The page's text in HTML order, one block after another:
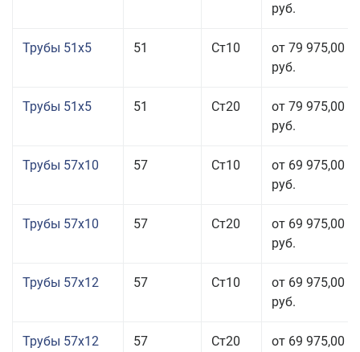
руб.
Трубы 51x5 51 Ст10
от 79 975,00
руб.
Трубы 51x5 51 Ст20
от 79 975,00
руб.
Трубы 57x10 57 Ст10
от 69 975,00
руб.
Трубы 57x10 57 Ст20
от 69 975,00
руб.
Трубы 57x12 57 Ст10
от 69 975,00
руб.
Трубы 57x12 57 Ст20
от 69 975,00